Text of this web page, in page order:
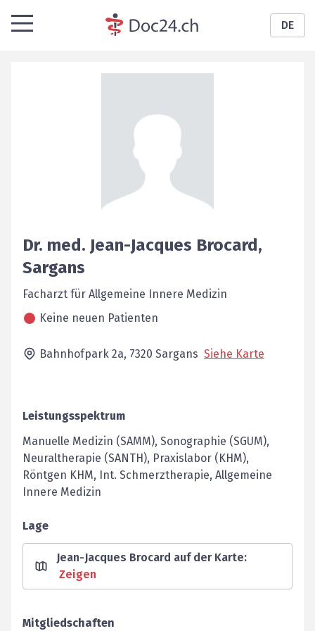
DE
Dr. med. Jean-Jacques Brocard,
Sargans
Facharzt für Allgemeine Innere Medizin
Keine neuen Patienten
Bahnhofpark 2a, 7320 Sargans Siehe Karte
Leistungsspektrum
Manuelle Medizin (SAMM), Sonographie (SGUM),
Neuraltherapie (SANTH), Praxislabor (KHM),
Röntgen KHM, Int. Schmerztherapie, Allgemeine
Innere Medizin
Lage
Jean-Jacques Brocard auf der Karte:
Zeigen
Mitgliedschaften